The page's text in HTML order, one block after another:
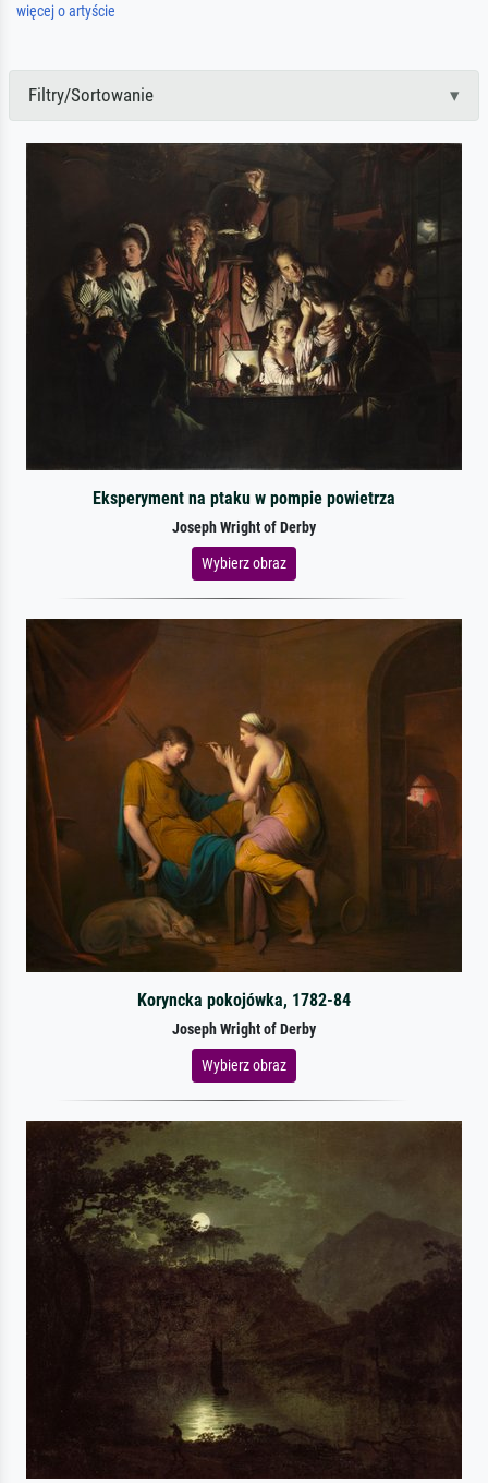
więcej o artyście
Filtry/Sortowanie
Eksperyment na ptaku w pompie powietrza
Joseph Wright of Derby
Wybierz obraz
Koryncka pokojówka, 1782-84
Joseph Wright of Derby
Wybierz obraz